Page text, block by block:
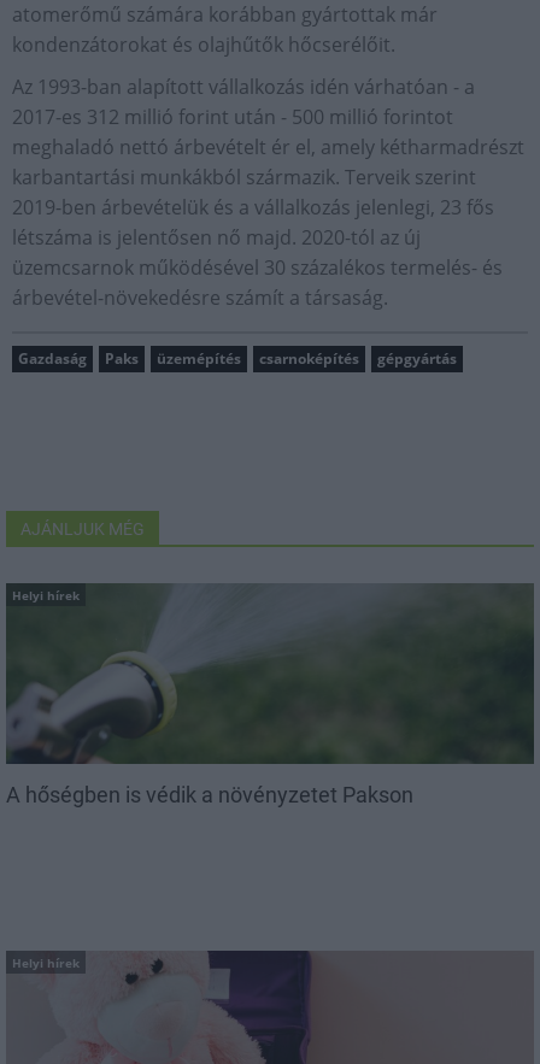
atomerőmű számára korábban gyártottak már
kondenzátorokat és olajhűtők hőcserélőit.
Az 1993-ban alapított vállalkozás idén várhatóan - a
2017-es 312 millió forint után - 500 millió forintot
meghaladó nettó árbevételt ér el, amely kétharmadrészt
karbantartási munkákból származik. Terveik szerint
2019-ben árbevételük és a vállalkozás jelenlegi, 23 fős
létszáma is jelentősen nő majd. 2020-tól az új
üzemcsarnok működésével 30 százalékos termelés- és
árbevétel-növekedésre számít a társaság.
Gazdaság Paks üzemépítés csarnoképítés gépgyártás
AJÁNLJUK MÉG
Helyi hírek
A hőségben is védik a növényzetet Pakson
Helyi hírek